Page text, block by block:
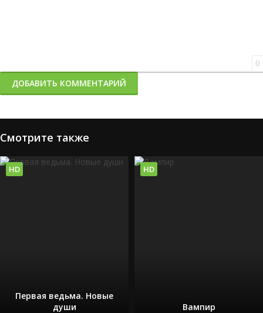
0
ДОБАВИТЬ КОММЕНТАРИЙ
Смотрите также
Первая ведьма. Новые
души
HD
Вампир
HD